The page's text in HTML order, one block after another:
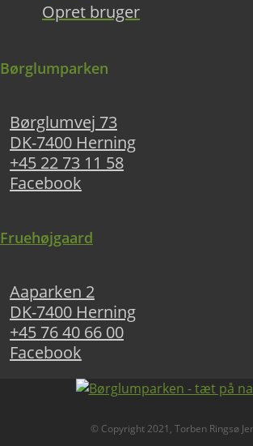
Opret bruger
Børglumparken
Børglumvej 73
DK-7400 Herning
+45 22 73 11 58
Facebook
Fruehøjgaard
Aaparken 2
DK-7400 Herning
+45 76 40 66 00
Facebook
© Copyright 2021, Torben Ringsø